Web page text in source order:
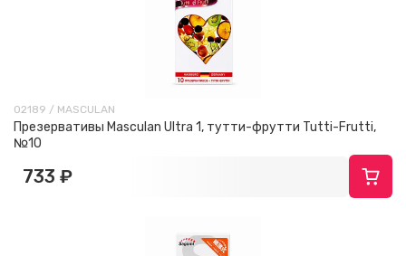
02189 / MASCULAN
Презервативы Masculan Ultra 1, тутти-фрутти Tutti-Frutti,
№10
733 ₽